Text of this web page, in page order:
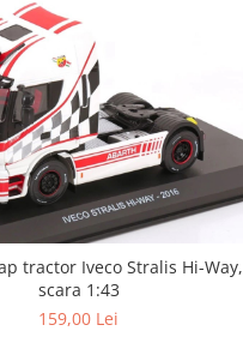
tractor Iveco Stralis Hi-Way,
scara 1:43
159,00 Lei